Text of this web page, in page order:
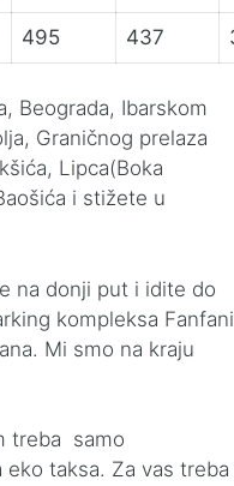
495 437
Beograda, Ibarskom
Graničnog prelaza
Lipca(Boka
i stižete u
na donji put i idite do
kompleksa Fanfani
Mi smo na kraju
treba samo
eko taksa. Za vas treba